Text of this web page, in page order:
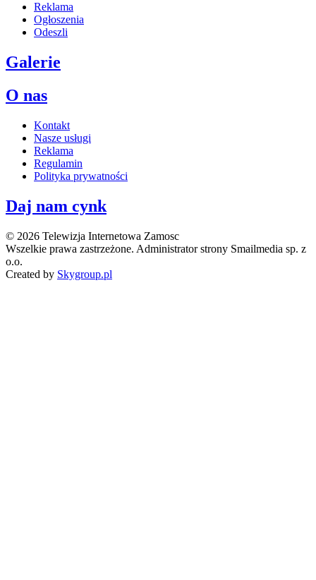
Reklama
Ogłoszenia
Odeszli
Galerie
O nas
Kontakt
Nasze usługi
Reklama
Regulamin
Polityka prywatności
Daj nam cynk
© 2026 Telewizja Internetowa Zamosc
Wszelkie prawa zastrzeżone. Administrator strony Smailmedia sp. z
o.o.
Created by Skygroup.pl